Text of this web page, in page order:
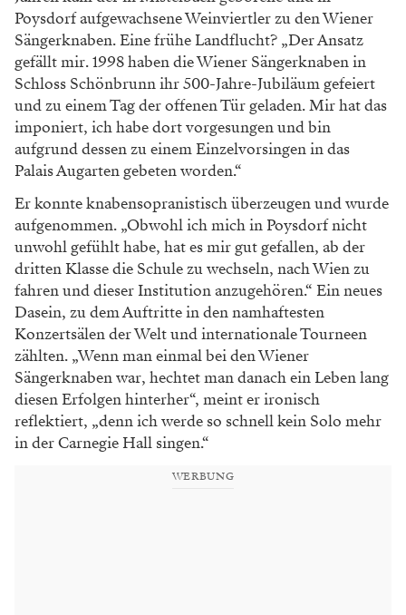
Poysdorf aufgewachsene Weinviertler zu den Wiener
Sängerknaben. Eine frühe Landflucht? „Der Ansatz
gefällt mir. 1998 haben die Wiener Sängerknaben in
Schloss Schönbrunn ihr 500-Jahre-Jubiläum gefeiert
und zu einem Tag der offenen Tür geladen. Mir hat das
imponiert, ich habe dort vorgesungen und bin
aufgrund dessen zu einem Einzelvorsingen in das
Palais Augarten gebeten worden.“
Er konnte knabensopranistisch überzeugen und wurde
aufgenommen. „Obwohl ich mich in Poysdorf nicht
unwohl gefühlt habe, hat es mir gut gefallen, ab der
dritten Klasse die Schule zu wechseln, nach Wien zu
fahren und dieser Institution anzugehören.“ Ein neues
Dasein, zu dem Auftritte in den namhaftesten
Konzertsälen der Welt und internationale Tourneen
zählten. „Wenn man einmal bei den Wiener
Sängerknaben war, hechtet man danach ein Leben lang
diesen Erfolgen hinterher“, meint er ironisch
reflektiert, „denn ich werde so schnell kein Solo mehr
in der Carnegie Hall singen.“
WERBUNG